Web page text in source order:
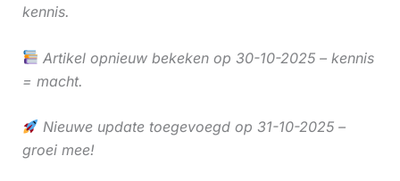
kennis.
Artikel opnieuw bekeken op 30-10-2025 – kennis
= macht.
Nieuwe update toegevoegd op 31-10-2025 –
groei mee!